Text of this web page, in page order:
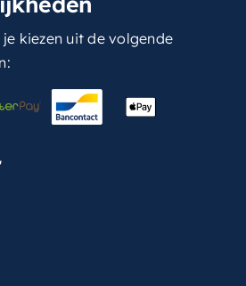
kiezen uit de volgende